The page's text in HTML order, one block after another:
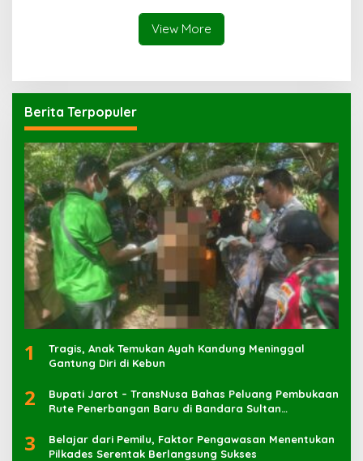
View More
Berita Terpopuler
1
Tragis, Anak Temukan Ayah Kandung Meninggal
Gantung Diri di Kebun
2
Bupati Jarot – TransNusa Bahas Peluang Pembukaan
Rute Penerbangan Baru di Bandara Sultan
3
Belajar dari Pemilu, Faktor Pengawasan Menentukan
Pilkades Serentak Berlangsung Sukses